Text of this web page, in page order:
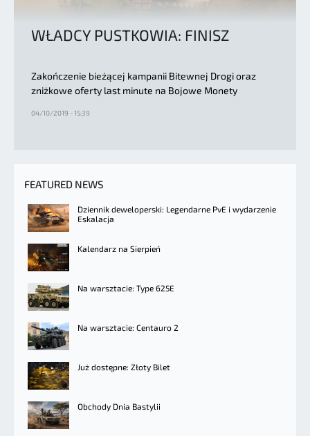
WŁADCY PUSTKOWIA: FINISZ
Zakończenie bieżącej kampanii Bitewnej Drogi oraz
zniżkowe oferty last minute na Bojowe Monety
04/10/2019 - 15:39
FEATURED NEWS
Dziennik deweloperski: Legendarne PvE i wydarzenie
Eskalacja
Kalendarz na Sierpień
Na warsztacie: Type 625E
Na warsztacie: Centauro 2
Już dostępne: Złoty Bilet
Obchody Dnia Bastylii